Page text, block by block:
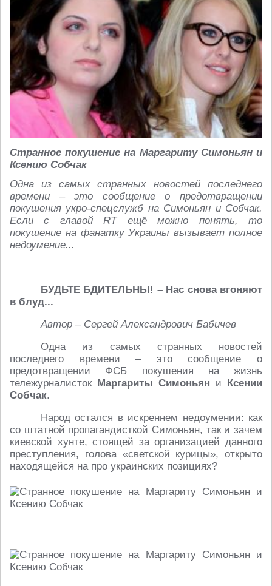
Странное покушение на Маргариту Симоньян и
Ксению Собчак
Одна из самых странных новостей последнего
времени – это сообщение о предотвращении
покушения укро-спецслужб на Симоньян и Собчак.
Если с главой RT ещё можно понять, то
покушение на фанатку Украины вызывает полное
недоумение...
БУДЬТЕ БДИТЕЛЬНЫ! – Нас снова вгоняют
в блуд...
Автор – Сергей Александрович Бабичев
Одна из самых странных новостей
последнего времени – это сообщение о
предотвращении ФСБ покушения на жизнь
тележурналисток Маргариты Симоньян и Ксении
Собчак.
Народ остался в искреннем недоумении: как
со штатной пропагандисткой Симоньян, так и зачем
киевской хунте, стоящей за организацией данного
преступления, голова «светской курицы», открыто
находящейся на про украинских позициях?